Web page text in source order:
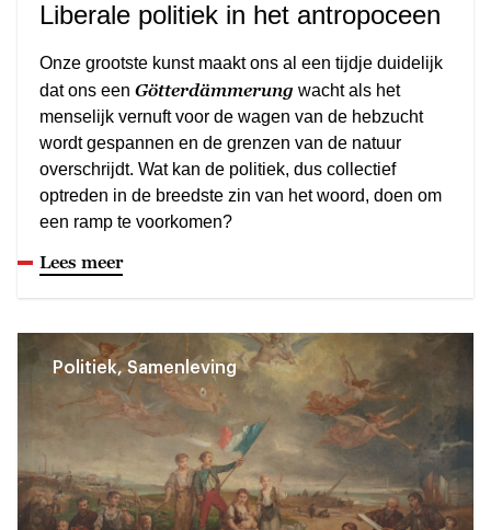
Liberale politiek in het antropoceen
Onze grootste kunst maakt ons al een tijdje duidelijk
dat ons een Götterdämmerung wacht als het
menselijk vernuft voor de wagen van de hebzucht
wordt gespannen en de grenzen van de natuur
overschrijdt. Wat kan de politiek, dus collectief
optreden in de breedste zin van het woord, doen om
een ramp te voorkomen?
Lees meer
Politiek, Samenleving